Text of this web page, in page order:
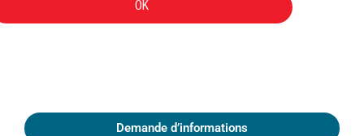
OK
Demande d’informations